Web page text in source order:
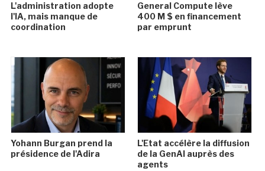
L'administration adopte
l'IA, mais manque de
coordination
General Compute lève
400 M $ en financement
par emprunt
Yohann Burgan prend la
présidence de l'Adira
L'Etat accélère la diffusion
de la GenAI auprès des
agents